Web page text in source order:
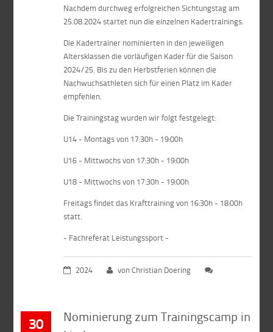
Nachdem durchweg erfolgreichen Sichtungstag am
25.08.2024 startet nun die einzelnen Kadertrainings.
Die Kadertrainer nominierten in den jeweiligen
Altersklassen die vorläufigen Kader für die Saison
2024/25. Bis zu den Herbstferien können die
Nachwuchsathleten sich für einen Platz im Kader
empfehlen.
Die Trainingstag wurden wir folgt festgelegt:
U14 - Montags von 17:30h - 19:00h
U16 - Mittwochs von 17:30h - 19:00h
U18 - Mittwochs von 17:30h - 19:00h
Freitags findet das Krafttraining von 16:30h - 18:00h
statt.
- Fachreferat Leistungssport -
2024 von Christian Doering
30
Nominierung zum Trainingscamp in